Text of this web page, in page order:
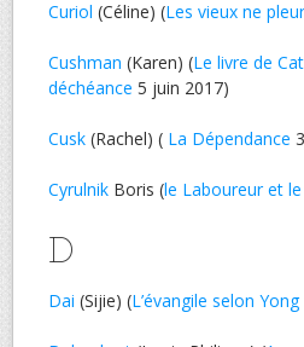
Curiol (Céline) (Les vieux ne
Cushman (Karen) (Le livre de
déchéance 5 juin 2017)
Cusk (Rachel) ( La Dépendance
Cyrulnik Boris (le Laboureur et
D
Dai (Sijie) (L’évangile selon